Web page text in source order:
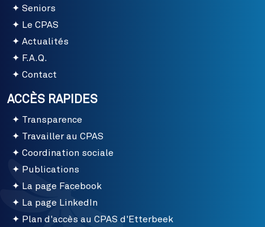
Seniors
Le CPAS
Actualités
F.A.Q.
Contact
ACCÈS RAPIDES
Transparence
Travailler au CPAS
Coordination sociale
Publications
La page Facebook
La page LinkedIn
Plan d'accès au CPAS d'Etterbeek